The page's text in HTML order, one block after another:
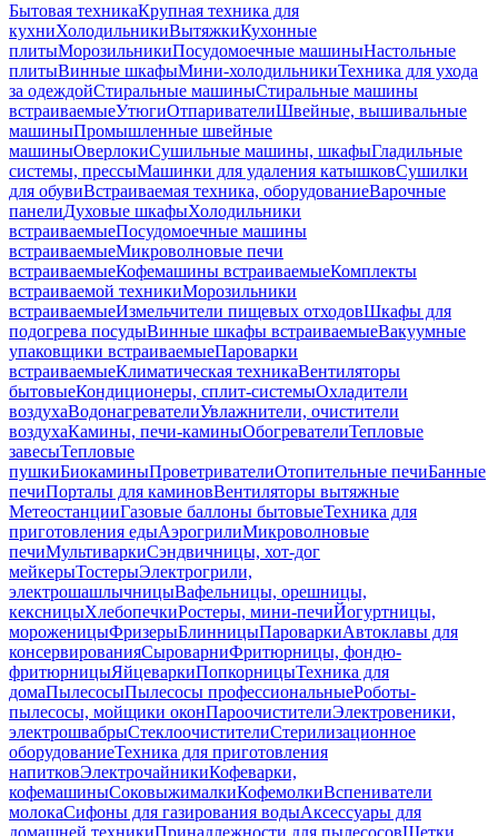
Бытовая техникаКрупная техника для
кухниХолодильникиВытяжкиКухонные
плитыМорозильникиПосудомоечные машиныНастольные
плитыВинные шкафыМини-холодильникиТехника для ухода
за одеждойСтиральные машиныСтиральные машины
встраиваемыеУтюгиОтпаривателиШвейные, вышивальные
машиныПромышленные швейные
машиныОверлокиСушильные машины, шкафыГладильные
системы, прессыМашинки для удаления катышковСушилки
для обувиВстраиваемая техника, оборудованиеВарочные
панелиДуховые шкафыХолодильники
встраиваемыеПосудомоечные машины
встраиваемыеМикроволновые печи
встраиваемыеКофемашины встраиваемыеКомплекты
встраиваемой техникиМорозильники
встраиваемыеИзмельчители пищевых отходовШкафы для
подогрева посудыВинные шкафы встраиваемыеВакуумные
упаковщики встраиваемыеПароварки
встраиваемыеКлиматическая техникаВентиляторы
бытовыеКондиционеры, сплит-системыОхладители
воздухаВодонагревателиУвлажнители, очистители
воздухаКамины, печи-каминыОбогревателиТепловые
завесыТепловые
пушкиБиокаминыПроветривателиОтопительные печиБанные
печиПорталы для каминовВентиляторы вытяжные
МетеостанцииГазовые баллоны бытовыеТехника для
приготовления едыАэрогрилиМикроволновые
печиМультиваркиСэндвичницы, хот-дог
мейкерыТостерыЭлектрогрили,
электрошашлычницыВафельницы, орешницы,
кексницыХлебопечкиРостеры, мини-печиЙогуртницы,
мороженицыФризерыБлинницыПароваркиАвтоклавы для
консервированияСыроварниФритюрницы, фондю-
фритюрницыЯйцеваркиПопкорницыТехника для
домаПылесосыПылесосы профессиональныеРоботы-
пылесосы, мойщики оконПароочистителиЭлектровеники,
электрошвабрыСтеклоочистителиСтерилизационное
оборудованиеТехника для приготовления
напитковЭлектрочайникиКофеварки,
кофемашиныСоковыжималкиКофемолкиВспениватели
молокаСифоны для газирования водыАксессуары для
домашней техникиПринадлежности для пылесосовЩетки,